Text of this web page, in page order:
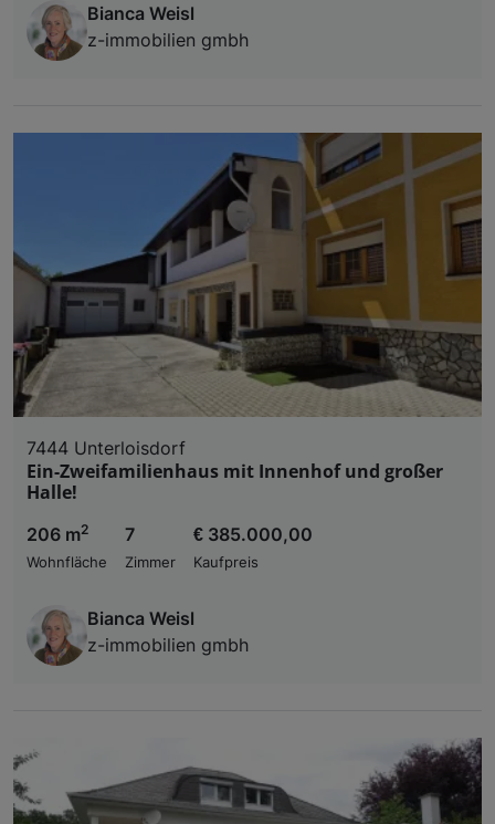
Bianca Weisl
z-immobilien gmbh
7444 Unterloisdorf
Ein-Zweifamilienhaus mit Innenhof und großer
Halle!
206 m2
Wohnfläche
7
Zimmer
€ 385.000,00
Kaufpreis
Bianca Weisl
z-immobilien gmbh